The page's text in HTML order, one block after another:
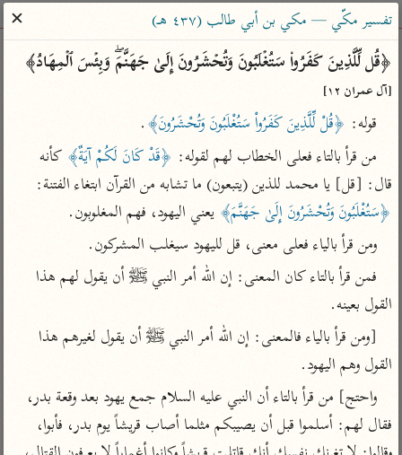
ساهم معنا في نشر القرآن والعلم الشرعي
الباحث القرآني
بحث تفسير علوم
Type 2 or more characters for results.
Type 1 or more
characters for results.
أمّهات
تفسير الطبري
تفسير ابن كثير
تفسير القرطبي
تفسير البغوي
جمع الأقوال
تفسير ابن الجوزي
عامّة
فتح البيان للقنوجي
فتح القدير للشوكاني
موسوعات
تفسير الآلوسي
تفسير الرازي
معاصرة
المختصر في
تفسير السعدي
القرآن – تدبر وعمل
تفسير ابن عثيمين
تفسير مكّي — مكي بن أبي طالب (٤٣٧ هـ)
✕
﴿قُل لِّلَّذِینَ كَفَرُوا۟ سَتُغۡلَبُونَ وَتُحۡشَرُونَ إِلَىٰ جَهَنَّمَۖ وَبِئۡسَ ٱلۡمِهَادُ﴾
[آل عمران ١٢]
قوله: ﴿قُلْ لِّلَّذِينَ كَفَرُواْ سَتُغْلَبُونَ وَتُحْشَرُونَ﴾.
من قرأ بالتاء فعلى الخطاب لهم لقوله: ﴿قَدْ كَانَ لَكُمْ آيَةٌ﴾
قال: [قل] يا محمد للذين (يتبعون) ما تشابه من القرآن ابتغاء الفتنة:
﴿سَتُغْلَبُونَ وَتُحْشَرُونَ إِلَىٰ جَهَنَّمَ﴾ يعني اليهود، فهم المغلوبون.
ومن قرأ بالياء فعلى معنى، قل لليهود سيغلب المشركون.
القول بعينه.
القول وهم اليهود.